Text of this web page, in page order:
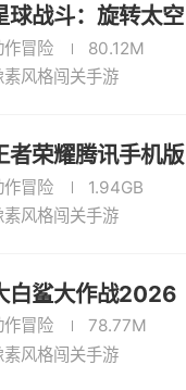
球战斗：旋转太空
作冒险
80.12M
素风格闯关手游
者荣耀腾讯手机版
作冒险
1.94GB
素风格闯关手游
白鲨大作战2026
作冒险
78.77M
素风格闯关手游